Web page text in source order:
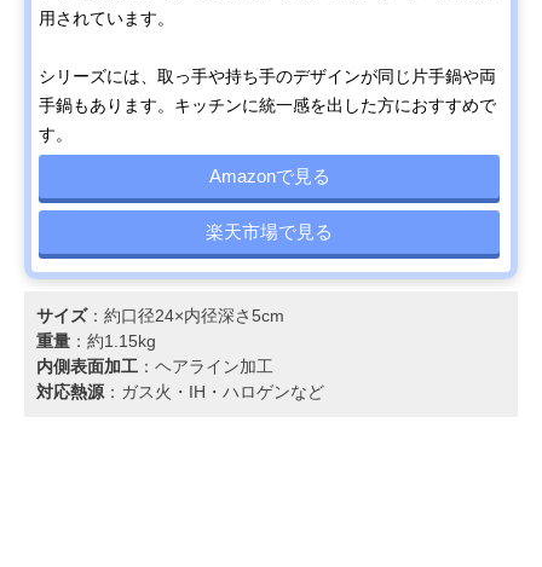
用されています。
シリーズには、取っ手や持ち手のデザインが同じ片手鍋や両
手鍋もあります。キッチンに統一感を出した方におすすめで
す。
Amazonで見る
楽天市場で見る
サイズ：約口径24×内径深さ5cm
重量 ：約1.15kg
内側表面加工 ：ヘアライン加工
対応熱源 ：ガス火・IH・ハロゲンなど